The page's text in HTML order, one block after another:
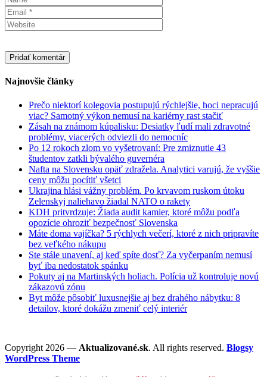
Najnovšie články
Prečo niektorí kolegovia postupujú rýchlejšie, hoci nepracujú
viac? Samotný výkon nemusí na kariérny rast stačiť
Zásah na známom kúpalisku: Desiatky ľudí mali zdravotné
problémy, viacerých odviezli do nemocníc
Po 12 rokoch zlom vo vyšetrovaní: Pre zmiznutie 43
študentov zatkli bývalého guvernéra
Nafta na Slovensku opäť zdražela. Analytici varujú, že vyššie
ceny môžu pocítiť všetci
Ukrajina hlási vážny problém. Po krvavom ruskom útoku
Zelenskyj naliehavo žiadal NATO o rakety
KDH pritvrdzuje: Žiada audit kamier, ktoré môžu podľa
opozície ohroziť bezpečnosť Slovenska
Máte doma vajíčka? 5 rýchlych večerí, ktoré z nich pripravíte
bez veľkého nákupu
Ste stále unavení, aj keď spíte dosť? Za vyčerpaním nemusí
byť iba nedostatok spánku
Pokuty aj na Martinských holiach. Polícia už kontroluje novú
zákazovú zónu
Byt môže pôsobiť luxusnejšie aj bez drahého nábytku: 8
detailov, ktoré dokážu zmeniť celý interiér
Copyright 2026 — Aktualizované.sk. All rights reserved. Blogsy
WordPress Theme